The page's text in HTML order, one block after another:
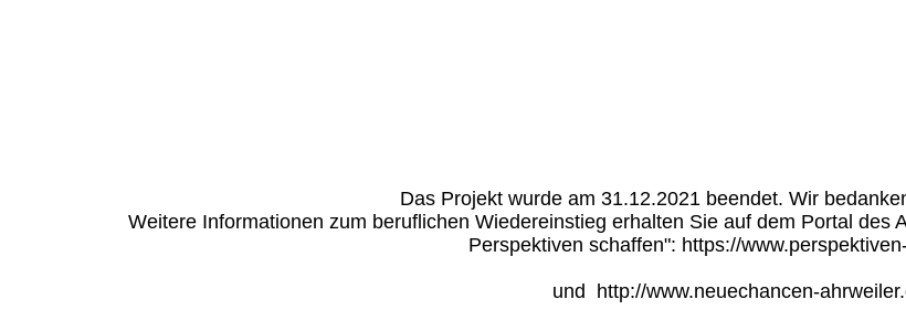
Das Projekt wurde am 31.12.2021 beendet. Wir
Weitere Informationen zum beruflichen Wiedereinstieg erhalten Sie auf dem Portal des
Perspektiven schaffen": https://
und  http://www.neuechancen-